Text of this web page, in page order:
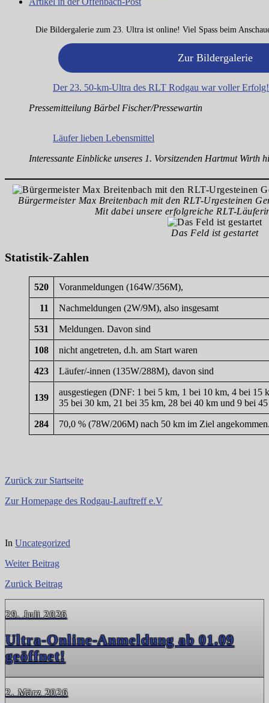
Die Bildergalerie zum 23. Ultra ist online! Viel Spass beim
Zur Bildergalerie
Der 23. 50-km-Ultra des RLT Rodgau war voller Erfolg!
Pressemitteilung Bärbel Fischer/Pressewartin
Läufer lieben Lebensmittel
Interessante Einblicke unseres 1. Vorsitzenden Hartmut Wirth
Bürgermeister Max Breitenbach mit den RLT-Urgesteinen
Mit dabei unsere erfolgreiche RLT-
Das Feld ist gestartet
Statistik-Zahlen
520 Voranmeldungen (164W/356M),
11 Nachmeldungen (2W/9M), also insgesamt
531 Meldungen. Davon sind
108 nicht angetreten, d.h. am Start waren
423 Läufer/-innen (135W/288M), davon sind
139
ausgestiegen (DNF: 1 bei 5 km, 1 bei 10 km, 4 bei 15
35 bei 30 km, 21 bei 35 km, 28 bei 40 km und 9 bei
284 70,0 % (78W/206M) nach 50 km im Ziel
Zurück zur Startseite
Zur Homepage des Rodgau-Lauftreff e.V
In Uncategorized
WeiterBeitrag
Zurück Beitrag
29. Juli 2026
Ultra-Online-Anmeldung ab 01.09
geöffnet!
2. März 2026